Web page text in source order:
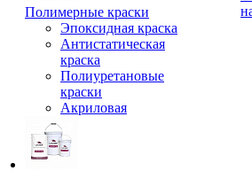
Полимерные краски
Эпоксидная краска
Антистатическая
краска
Полиуретановые
краски
Акриловая